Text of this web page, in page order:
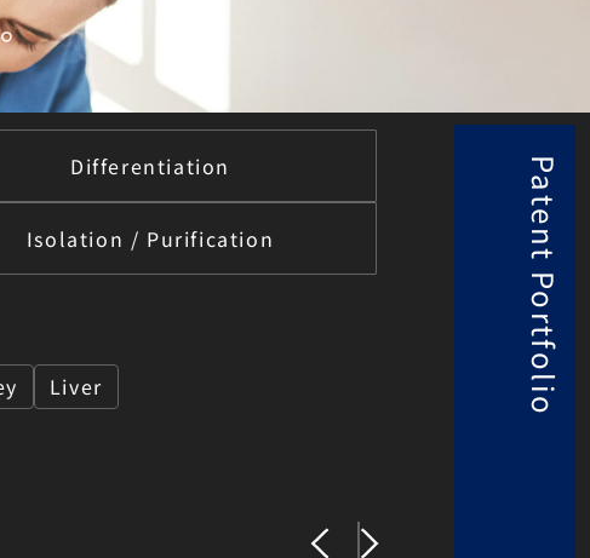
Differentiation
Isolation / Purification
Liver
Patent Portfolio